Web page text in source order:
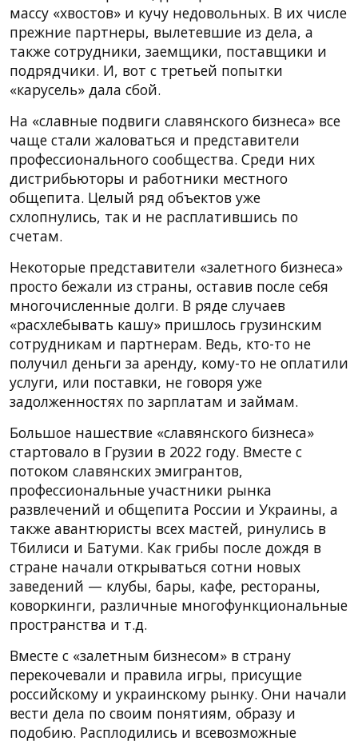
массу «хвостов» и кучу недовольных. В их числе
прежние партнеры, вылетевшие из дела, а
также сотрудники, заемщики, поставщики и
подрядчики. И, вот с третьей попытки
«карусель» дала сбой.
На «славные подвиги славянского бизнеса» все
чаще стали жаловаться и представители
профессионального сообщества. Среди них
дистрибьюторы и работники местного
общепита. Целый ряд объектов уже
схлопнулись, так и не расплатившись по
счетам.
Некоторые представители «залетного бизнеса»
просто бежали из страны, оставив после себя
многочисленные долги. В ряде случаев
«расхлебывать кашу» пришлось грузинским
сотрудникам и партнерам. Ведь, кто-то не
получил деньги за аренду, кому-то не оплатили
услуги, или поставки, не говоря уже
задолженностях по зарплатам и займам.
Большое нашествие «славянского бизнеса»
стартовало в Грузии в 2022 году. Вместе с
потоком славянских эмигрантов,
профессиональные участники рынка
развлечений и общепита России и Украины, а
также авантюристы всех мастей, ринулись в
Тбилиси и Батуми. Как грибы после дождя в
стране начали открываться сотни новых
заведений — клубы, бары, кафе, рестораны,
коворкинги, различные многофункциональные
пространства и т.д.
Вместе с «залетным бизнесом» в страну
перекочевали и правила игры, присущие
российскому и украинскому рынку. Они начали
вести дела по своим понятиям, образу и
подобию. Расплодились и всевозможные